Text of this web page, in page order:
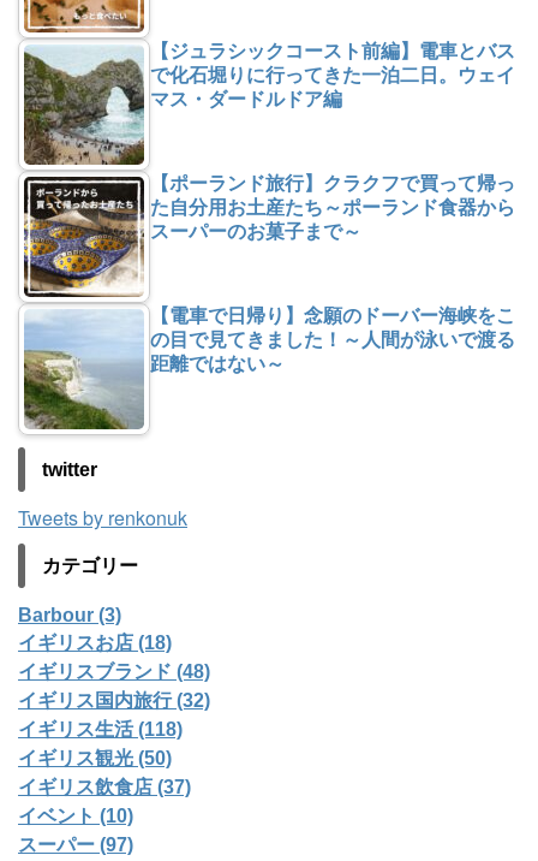
【ジュラシックコースト前編】電車とバス
で化石堀りに行ってきた一泊二日。ウェイ
マス・ダードルドア編
【ポーランド旅行】クラクフで買って帰っ
た自分用お土産たち～ポーランド食器から
スーパーのお菓子まで～
【電車で日帰り】念願のドーバー海峡をこ
の目で見てきました！～人間が泳いで渡る
距離ではない～
twitter
Tweets by renkonuk
カテゴリー
Barbour (3)
イギリスお店 (18)
イギリスブランド (48)
イギリス国内旅行 (32)
イギリス生活 (118)
イギリス観光 (50)
イギリス飲食店 (37)
イベント (10)
スーパー (97)